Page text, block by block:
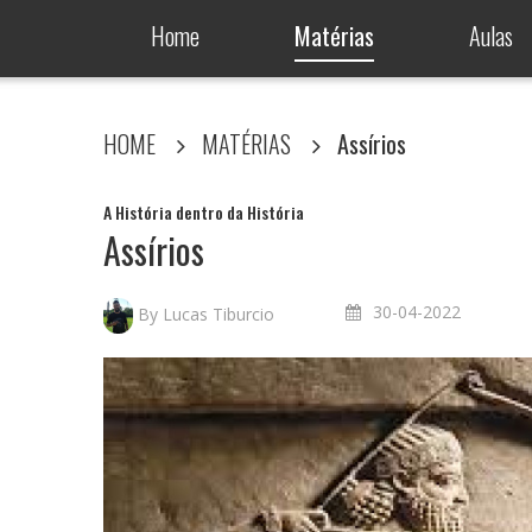
Home Matérias Aulas
HOME MATÉRIAS Assírios
A História dentro da História
Assírios
By Lucas Tiburcio 30-04-2022